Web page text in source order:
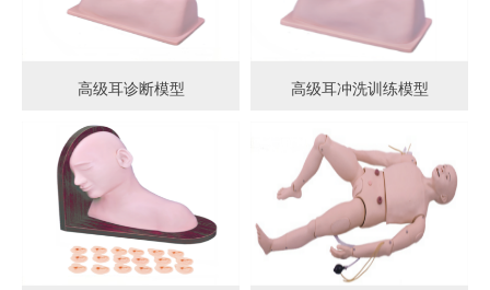
高级耳诊断模型 高级耳冲洗训练模型